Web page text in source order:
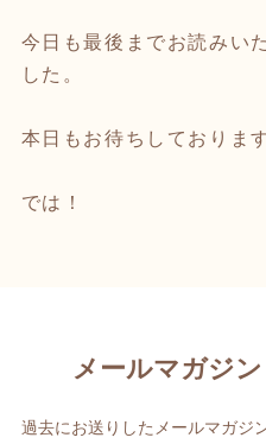
今日も最後までお読みい
した。
本日もお待ちしております
では！
メールマガジ
過去にお送りしたメールマガジ